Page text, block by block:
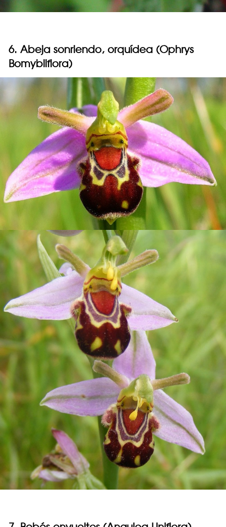
6. Abeja sonriendo, orquídea (Ophrys
Bomybliflora)